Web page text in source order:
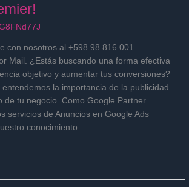
con nosotros al +598 98 816 001 –
Mail. ¿Estás buscando una forma efectiva
objetivo y aumentar tus conversiones?
entendemos la importancia de la publicidad
de tu negocio. Como Google Partner
servicios de Anuncios en Google Ads
conocimiento